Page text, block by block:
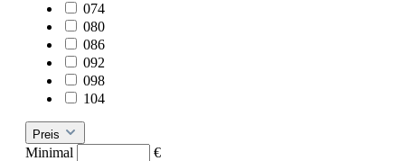
074
080
086
092
098
104
Preis
Minimal
€